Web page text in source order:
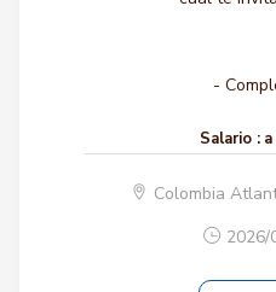
-
Salario :
Colombia
2026/